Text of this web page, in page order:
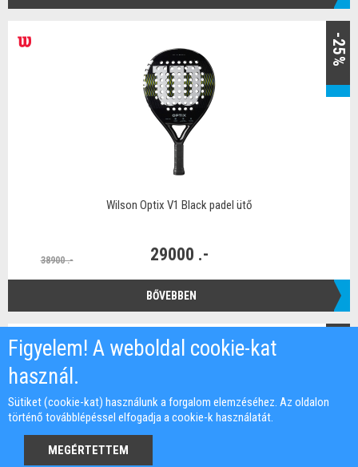
-25%
Wilson Optix V1 Black padel ütő
38900 .- 29000 .-
BŐVEBBEN
Figyelem! A weboldal cookie-kat
használ.
Sütiket (cookie-kat) használunk a forgalom elemzéséhez. Az oldalon
történő továbblépéssel elfogadja a cookie-k használatát.
MEGÉRTETTEM